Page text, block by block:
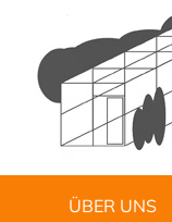
ÜBER UNS